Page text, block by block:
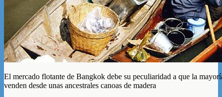
El mercado flotante de Bangkok debe su peculiaridad a que la
venden desde unas ancestrales canoas de madera